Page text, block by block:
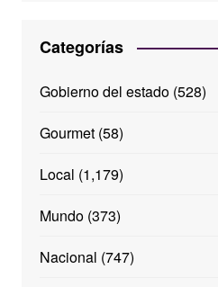
Categorías
Gobierno del estado(528)
Gourmet(58)
Local (1,179)
Mundo(373)
Nacional (747)